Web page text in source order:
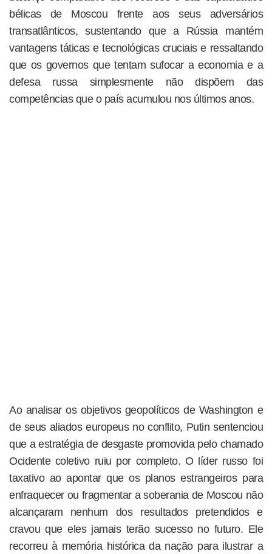
bélicas de Moscou frente aos seus adversários
transatlânticos, sustentando que a Rússia mantém
vantagens táticas e tecnológicas cruciais e ressaltando
que os governos que tentam sufocar a economia e a
defesa russa simplesmente não dispõem das
competências que o país acumulou nos últimos anos.
Ao analisar os objetivos geopolíticos de Washington e
de seus aliados europeus no conflito, Putin sentenciou
que a estratégia de desgaste promovida pelo chamado
Ocidente coletivo ruiu por completo. O líder russo foi
taxativo ao apontar que os planos estrangeiros para
enfraquecer ou fragmentar a soberania de Moscou não
alcançaram nenhum dos resultados pretendidos e
cravou que eles jamais terão sucesso no futuro. Ele
recorreu à memória histórica da nação para ilustrar a